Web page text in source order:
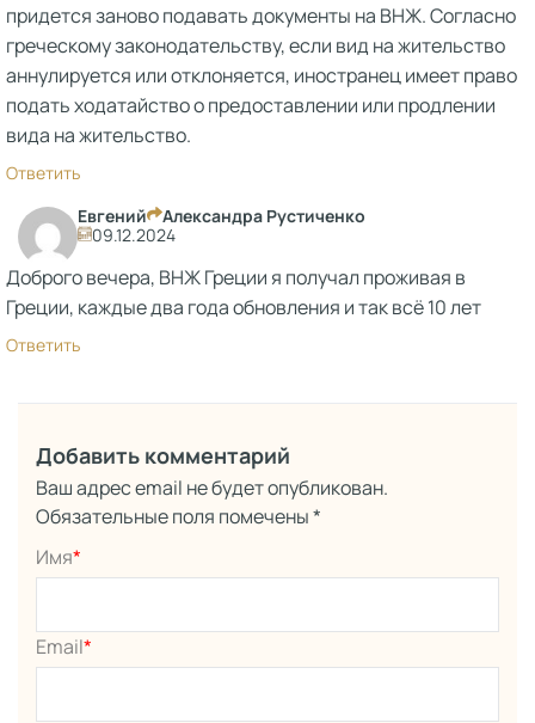
придется заново подавать документы на ВНЖ. Согласно
греческому законодательству, если вид на жительство
аннулируется или отклоняется, иностранец имеет право
подать ходатайство о предоставлении или продлении
вида на жительство.
Ответить
Евгений
Александра Рустиченко
09.12.2024
Доброго вечера, ВНЖ Греции я получал проживая в
Греции, каждые два года обновления и так всё 10 лет
Ответить
Добавить комментарий
Ваш адрес email не будет опубликован.
Обязательные поля помечены*
Имя*
Email*